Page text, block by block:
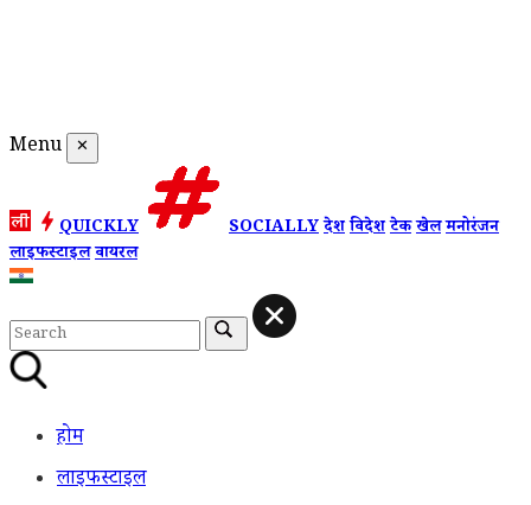
Menu ✕
QUICKLY SOCIALLYदेशविदेशटेकखेलमनोरंजन
लाइफस्टाइलवायरल
होम
लाइफस्टाइल